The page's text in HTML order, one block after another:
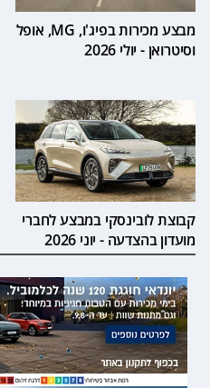
מבצע מכירות בפיג'ו, MG, אופל
וסיטרואן - יולי 2026
קבוצת לובינסקי במבצע לחברי
מועדון בהצדעה - יוני 2026